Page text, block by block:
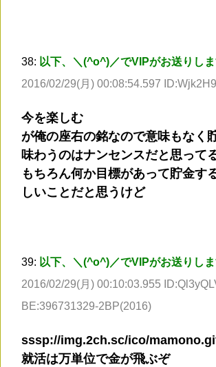
38: 以下、＼(^o^)／でVIPがお送りし
2016/02/29(月) 00:08:54.597
今を楽しむ
が俺の座右の銘なので意味もなく
味わうのはナンセンスだと思って
もちろん何か目標があって貯金す
しいことだと思うけど
39: 以下、＼(^o^)／でVIPがお送りし
2016/02/29(月) 00:10:03.955
BE:396731329-2BP(2016)
sssp://img.2ch.sc/ico/
就活は万単位で金が飛ぶぞ